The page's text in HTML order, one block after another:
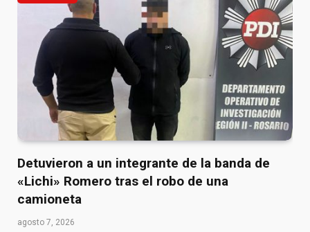
Detuvieron a un integrante de la banda de
«Lichi» Romero tras el robo de una
camioneta
agosto 7, 2026